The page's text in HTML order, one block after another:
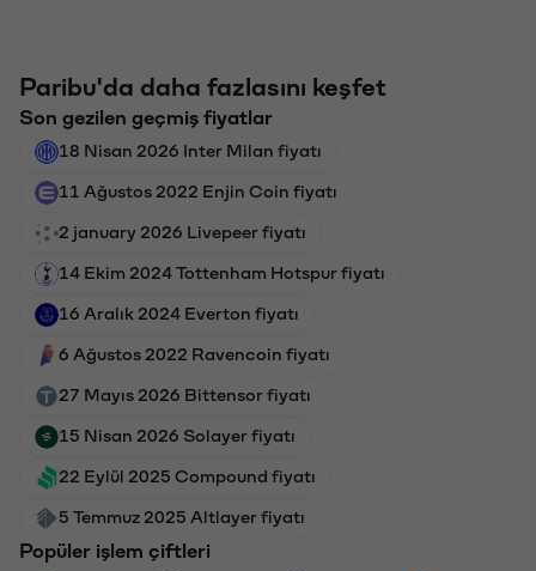
Paribu'da daha fazlasını keşfet
Son gezilen geçmiş fiyatlar
18 Nisan 2026 Inter Milan fiyatı
11 Ağustos 2022 Enjin Coin fiyatı
2 january 2026 Livepeer fiyatı
14 Ekim 2024 Tottenham Hotspur fiyatı
16 Aralık 2024 Everton fiyatı
6 Ağustos 2022 Ravencoin fiyatı
27 Mayıs 2026 Bittensor fiyatı
15 Nisan 2026 Solayer fiyatı
22 Eylül 2025 Compound fiyatı
5 Temmuz 2025 Altlayer fiyatı
Popüler işlem çiftleri